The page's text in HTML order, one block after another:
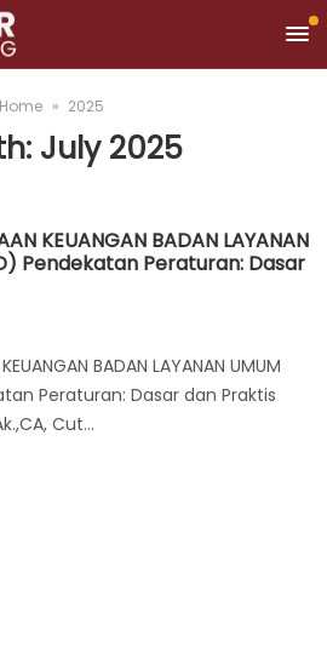
Home 2025
July 2025
KEUANGAN BADAN LAYANAN
Pendekatan Peraturan: Dasar
BADAN LAYANAN UMUM
Peraturan: Dasar dan Praktis
Cut…